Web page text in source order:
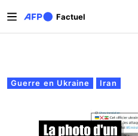
Factuel
Onglets principaux
Guerre en Ukraine Iran